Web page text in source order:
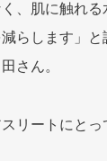
く、肌に触れ
らします」
さん。
リートにと